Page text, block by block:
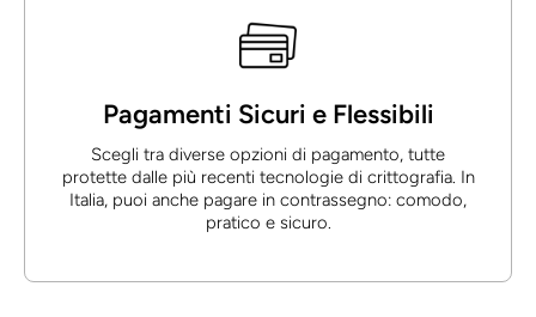
Pagamenti Sicuri e Flessibili
Scegli tra diverse opzioni di pagamento, tutte
protette dalle più recenti tecnologie di crittografia. In
Italia, puoi anche pagare in contrassegno: comodo,
pratico e sicuro.